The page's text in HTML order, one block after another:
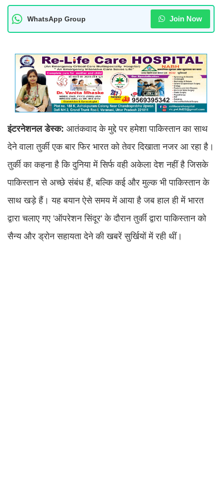
WhatsApp Group Join Now
इंटरनेशनल डेस्क: आतंकवाद के मुद्दे पर हमेशा पाकिस्तान का साथ
देने वाला तुर्की एक बार फिर भारत को तेवर दिखाता नजर आ रहा है।
तुर्की का कहना है कि दुनिया में सिर्फ वही अकेला देश नहीं है जिसके
पाकिस्तान से अच्छे संबंध हैं, बल्कि कई और मुल्क भी पाकिस्तान के
साथ खड़े हैं। यह बयान ऐसे समय में आया है जब हाल ही में भारत
द्वारा चलाए गए 'ऑपरेशन सिंदूर' के दौरान तुर्की द्वारा पाकिस्तान को
सैन्य और ड्रोन सहायता देने की खबरें सुर्खियों में रही थीं।